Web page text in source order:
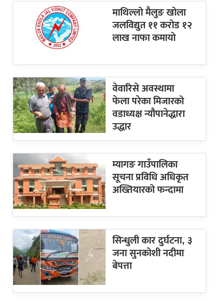
माथिल्लो मैलुङ खोला
जलविद्युत ११ करोड १२
लाख नाफा कमायाे
वेवारिसे अवस्थामा
फेला परेका मिजारको
वडाध्यक्ष न्यौपानेद्धारा
उद्धार
म्यागङ गाउँपालिका
सूचना प्रविधि अधिकृत
अख्तियारको फन्दामा
सिन्धुली कार दुर्घटना, ३
जना सुनकोशी नदीमा
बेपत्ता